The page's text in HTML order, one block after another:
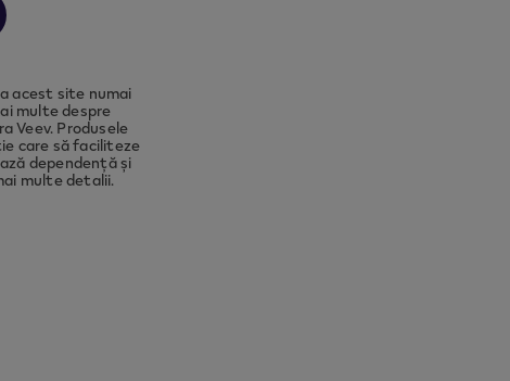
acest site numai
multe despre
Veev. Produsele
care să faciliteze
dependență și
multe detalii.